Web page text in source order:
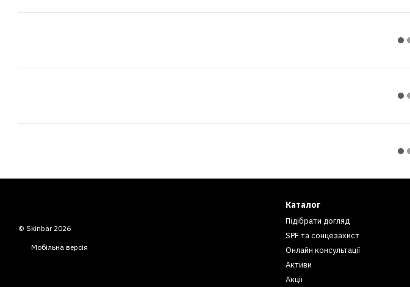
© Skinbar 2026
Мобільна версія
Каталог
Підібрати догляд
SPF та сонцезахист
Онлайн консультації
Активи
Акції